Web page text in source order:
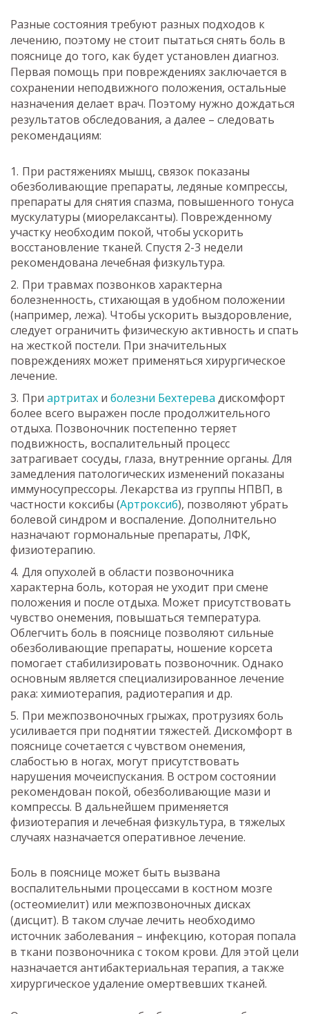
Разные состояния требуют разных подходов к
лечению, поэтому не стоит пытаться снять боль в
пояснице до того, как будет установлен диагноз.
Первая помощь при повреждениях заключается в
сохранении неподвижного положения, остальные
назначения делает врач. Поэтому нужно дождаться
результатов обследования, а далее – следовать
рекомендациям:
При растяжениях мышц, связок показаны
обезболивающие препараты, ледяные компрессы,
препараты для снятия спазма, повышенного тонуса
мускулатуры (миорелаксанты). Поврежденному
участку необходим покой, чтобы ускорить
восстановление тканей. Спустя 2-3 недели
рекомендована лечебная физкультура.
При травмах позвонков характерна
болезненность, стихающая в удобном положении
(например, лежа). Чтобы ускорить выздоровление,
следует ограничить физическую активность и спать
на жесткой постели. При значительных
повреждениях может применяться хирургическое
лечение.
При артритах и болезни Бехтерева дискомфорт
более всего выражен после продолжительного
отдыха. Позвоночник постепенно теряет
подвижность, воспалительный процесс
затрагивает сосуды, глаза, внутренние органы. Для
замедления патологических изменений показаны
иммуносупрессоры. Лекарства из группы НПВП, в
частности коксибы (Артроксиб), позволяют убрать
болевой синдром и воспаление. Дополнительно
назначают гормональные препараты, ЛФК,
физиотерапию.
Для опухолей в области позвоночника
характерна боль, которая не уходит при смене
положения и после отдыха. Может присутствовать
чувство онемения, повышаться температура.
Облегчить боль в пояснице позволяют сильные
обезболивающие препараты, ношение корсета
помогает стабилизировать позвоночник. Однако
основным является специализированное лечение
рака: химиотерапия, радиотерапия и др.
При межпозвоночных грыжах, протрузиях боль
усиливается при поднятии тяжестей. Дискомфорт в
пояснице сочетается с чувством онемения,
слабостью в ногах, могут присутствовать
нарушения мочеиспускания. В остром состоянии
рекомендован покой, обезболивающие мази и
компрессы. В дальнейшем применяется
физиотерапия и лечебная физкультура, в тяжелых
случаях назначается оперативное лечение.
Боль в пояснице может быть вызвана
воспалительными процессами в костном мозге
(остеомиелит) или межпозвоночных дисках
(дисцит). В таком случае лечить необходимо
источник заболевания – инфекцию, которая попала
в ткани позвоночника с током крови. Для этой цели
назначается антибактериальная терапия, а также
хирургическое удаление омертвевших тканей.